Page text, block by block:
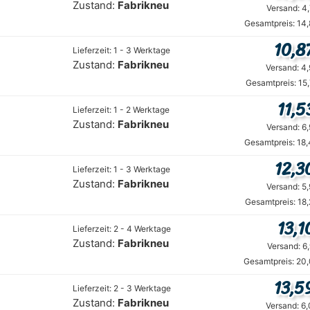
Zustand: Fabrikneu Versand:
Gesamtpreis:
Lieferzeit: 1 - 3 Werktage
Zustand: Fabrikneu Versand:
Gesamtpreis:
Lieferzeit: 1 - 2 Werktage
Zustand: Fabrikneu Versand:
Gesamtpreis:
Lieferzeit: 1 - 3 Werktage
Zustand: Fabrikneu Versand:
Gesamtpreis:
Lieferzeit: 2 - 4 Werktage
Zustand: Fabrikneu Versand:
Gesamtpreis:
Lieferzeit: 2 - 3 Werktage
Zustand: Fabrikneu Versand: